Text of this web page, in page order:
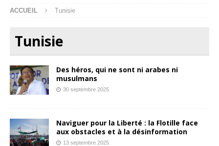
ACCUEIL Tunisie
Tunisie
Des héros, qui ne sont ni arabes ni
musulmans
30 septembre 2025
Naviguer pour la Liberté : la Flotille face
aux obstacles et à la désinformation
13 septembre 2025